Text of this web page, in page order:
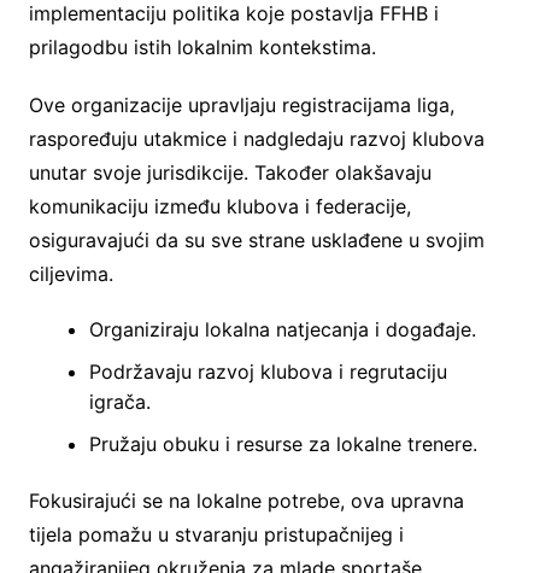
implementaciju politika koje postavlja FFHB i
prilagodbu istih lokalnim kontekstima.
Ove organizacije upravljaju registracijama liga,
raspoređuju utakmice i nadgledaju razvoj klubova
unutar svoje jurisdikcije. Također olakšavaju
komunikaciju između klubova i federacije,
osiguravajući da su sve strane usklađene u svojim
ciljevima.
Organiziraju lokalna natjecanja i događaje.
Podržavaju razvoj klubova i regrutaciju
igrača.
Pružaju obuku i resurse za lokalne trenere.
Fokusirajući se na lokalne potrebe, ova upravna
tijela pomažu u stvaranju pristupačnijeg i